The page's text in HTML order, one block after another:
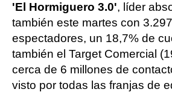
'El Hormiguero 3.0', líder
también este martes con
espectadores, un 18,7% de
también el Target Comercial
cerca de 6 millones de
visto por todas las franjas de